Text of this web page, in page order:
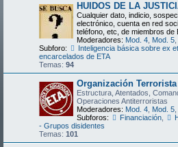
HUIDOS DE LA
Cualquier dato, indicio,
electrónico, cuenta en red
teléfono, etc, de miembros de
Moderadores: Mod. 4 Mod. 5
Subforo:
Inteligencia básica sobre ex
encarcelados de ETA
Temas: 94
Organización Terrorista
Estructura, Atentados,
Operaciones Antiterroristas
Moderadores: Mod. 4 Mod. 5
Subforos:
Financiación,
- Grupos disidentes
Temas: 101